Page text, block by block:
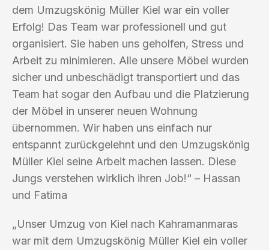
dem Umzugskönig Müller Kiel war ein voller
Erfolg! Das Team war professionell und gut
organisiert. Sie haben uns geholfen, Stress und
Arbeit zu minimieren. Alle unsere Möbel wurden
sicher und unbeschädigt transportiert und das
Team hat sogar den Aufbau und die Platzierung
der Möbel in unserer neuen Wohnung
übernommen. Wir haben uns einfach nur
entspannt zurückgelehnt und den Umzugskönig
Müller Kiel seine Arbeit machen lassen. Diese
Jungs verstehen wirklich ihren Job!“ – Hassan
und Fatima
„Unser Umzug von Kiel nach Kahramanmaras
war mit dem Umzugskönig Müller Kiel ein voller